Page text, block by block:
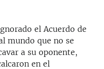
el Acuerdo de
mundo que no se
a su oponente,
en el